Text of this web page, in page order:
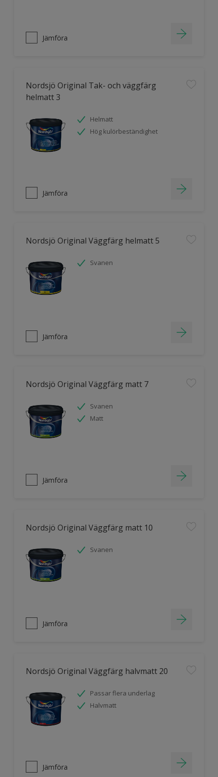
Jämföra
Nordsjö Original Tak- och väggfärg
helmatt 3
Helmatt
Hög kulörbeständighet
Jämföra
Nordsjö Original Väggfärg helmatt 5
Svanen
Jämföra
Nordsjö Original Väggfärg matt 7
Svanen
Matt
Jämföra
Nordsjö Original Väggfärg matt 10
Svanen
Jämföra
Nordsjö Original Väggfärg halvmatt 20
Passar flera underlag
Halvmatt
Jämföra